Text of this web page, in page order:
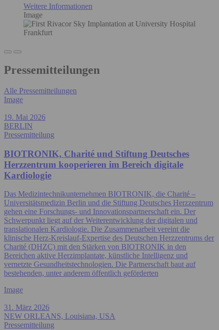
Weitere Informationen
Image
Pressemitteilungen
Alle Pressemitteilungen
Image
19. Mai 2026
BERLIN
Pressemitteilung
BIOTRONIK, Charité und Stiftung Deutsches
Herzzentrum kooperieren im Bereich digitale
Kardiologie
Das Medizintechnikunternehmen BIOTRONIK, die Charité –
Universitätsmedizin Berlin und die Stiftung Deutsches Herzzentrum
gehen eine Forschungs- und Innovationspartnerschaft ein. Der
Schwerpunkt liegt auf der Weiterentwicklung der digitalen und
translationalen Kardiologie. Die Zusammenarbeit vereint die
klinische Herz-Kreislauf-Expertise des Deutschen Herzzentrums der
Charité (DHZC) mit den Stärken von BIOTRONIK in den
Bereichen aktive Herzimplantate, künstliche Intelligenz und
vernetzte Gesundheitstechnologien. Die Partnerschaft baut auf
bestehenden, unter anderem öffentlich geförderten
Image
31. März 2026
NEW ORLEANS, Louisiana, USA
Pressemitteilung